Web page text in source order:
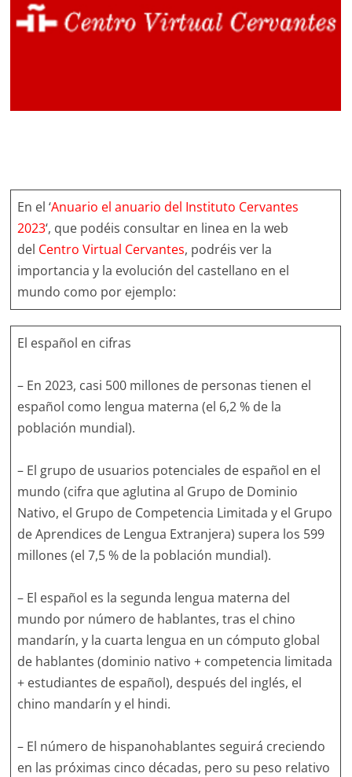
En el ‘Anuario el anuario del Instituto Cervantes
2023‘, que podéis consultar en linea en la web
del Centro Virtual Cervantes, podréis ver la
importancia y la evolución del castellano en el
mundo como por ejemplo:
El español en cifras
– En 2023, casi 500 millones de personas tienen el
español como lengua materna (el 6,2 % de la
población mundial).
– El grupo de usuarios potenciales de español en el
mundo (cifra que aglutina al Grupo de Dominio
Nativo, el Grupo de Competencia Limitada y el Grupo
de Aprendices de Lengua Extranjera) supera los 599
millones (el 7,5 % de la población mundial).
– El español es la segunda lengua materna del
mundo por número de hablantes, tras el chino
mandarín, y la cuarta lengua en un cómputo global
de hablantes (dominio nativo + competencia limitada
+ estudiantes de español), después del inglés, el
chino mandarín y el hindi.
– El número de hispanohablantes seguirá creciendo
en las próximas cinco décadas, pero su peso relativo